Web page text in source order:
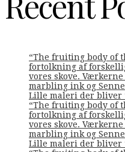
“The fruiting body of
fortolkning af
vores skove.
marbling ink og
Lille maleri der bliver
“The fruiting body of
fortolkning af
vores skove.
marbling ink og
Lille maleri der bliver